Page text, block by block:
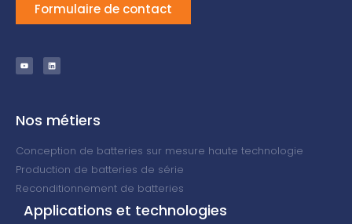
Formulaire de contact
Nos métiers
Conception de batteries sur mesure haute technologie
Production de batteries de série
Reconditionnement de batteries
Applications et technologies